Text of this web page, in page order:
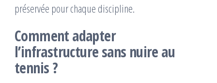
préservée pour chaque discipline.
Comment adapter
l’infrastructure sans nuire au
tennis ?